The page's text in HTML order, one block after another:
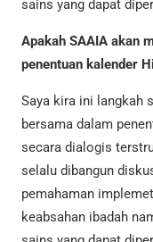
sains yang dapat
Apakah SAAIA akan
penentuan kalender
Saya kira ini langkah
bersama dalam
secara dialogis
selalu dibangun
pemahaman
keabsahan ibadah